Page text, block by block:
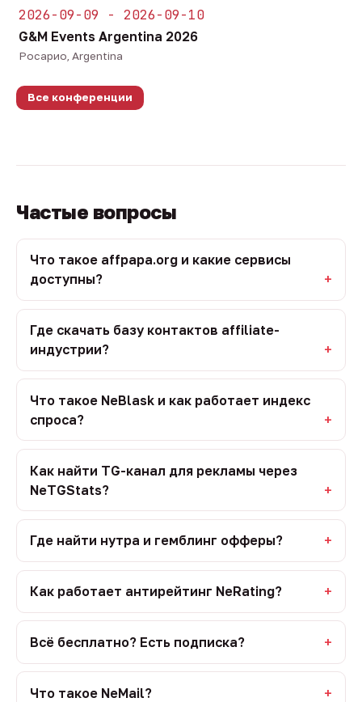
2026-09-09 - 2026-09-10
G&M Events Argentina 2026
Росарио, Argentina
Все конференции
Частые вопросы
Что такое affpapa.org и какие сервисы
доступны?
Где скачать базу контактов affiliate-
индустрии?
Что такое NeBlask и как работает индекс
спроса?
Как найти TG-канал для рекламы через
NeTGStats?
Где найти нутра и гемблинг офферы?
Как работает антирейтинг NeRating?
Всё бесплатно? Есть подписка?
Что такое NeMail?